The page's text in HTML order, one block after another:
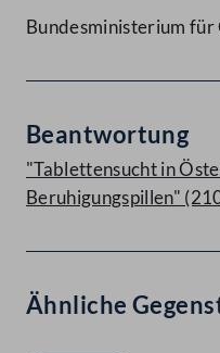
Bundesministerium für
Beantwortung
"Tablettensucht in
Beruhigungspillen"
Ähnliche